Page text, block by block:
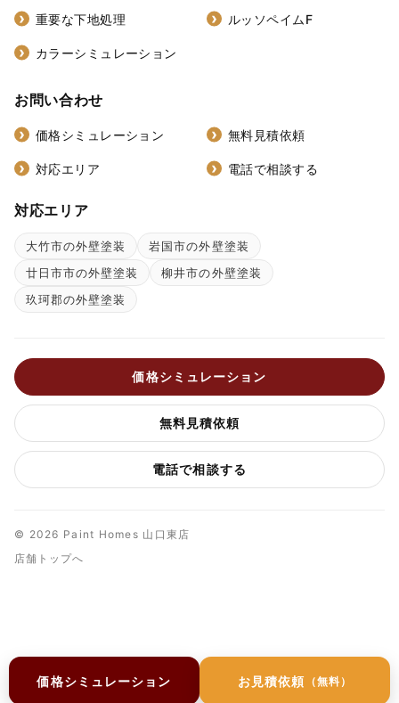
価格シミュレーション お見積依頼 （無料）
重要な下地処理 ルッソペイムF
カラーシミュレーション
お問い合わせ
価格シミュレーション 無料見積依頼
対応エリア 電話で相談する
対応エリア
大竹市の外壁塗装
岩国市の外壁塗装
廿日市市の外壁塗装
柳井市の外壁塗装
玖珂郡の外壁塗装
価格シミュレーション
無料見積依頼
電話で相談する
© 2026 Paint Homes 山口東店
店舗トップへ